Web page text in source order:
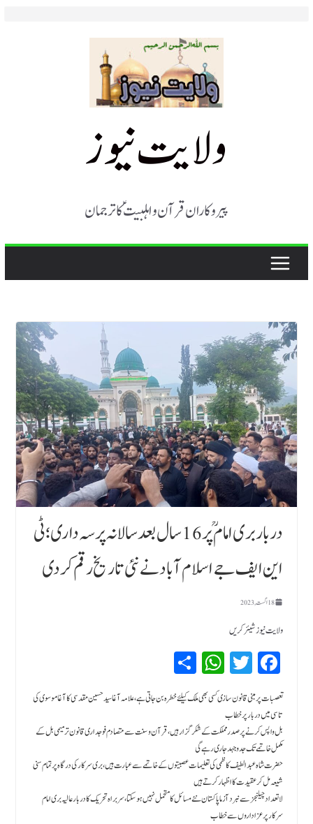
ولایت نیوز
پیروکاران قرآن و اہلبیت ؑ کا ترجمان
دربار بری امام ؒ پر 16 سال بعد سالانہ پرسہ داری ؛ ٹی
این ایف جے اسلام آباد نے نئی تاریخ رقم کردی
18 اگست, 2023
ولایت نیوز شیئر کریں
Fa
ce
bo
ok
T
wi
tte
r
W
hat
sA
pp
Sh
e
تعصبات پر مبنی قانون سازی کسی بھی ملک کیلئے خطرہ بن جاتی ہے، علامہ آغا سید حسین مقدسی کا آغا موسوی کی
تاسی میں دربار پر خطاب
بل واپس کرنے پر صدر مملکت کے شکرگزار ہیں ،قرآن و سنت سے متصادم فوجداری قانون ترمیمی بل کے
مکمل خاتمے تک جدو جہد جاری رہے گی
حضرت شاہ عبدالطیف کاظمی کی تعلیمات عصبیتوں کے خاتمے سے عبارت ہیں،بری سرکار کی درگاہ پر تمام سنی
شیعہ مل کر عقیدت کا اظہار کرتے ہیں
لاتعداد چیلنجز سے نبرد آزما پاکستان نئے مسائل کا متحمل نہیں ہو سکتا، سربراہ تحریک کادربارعالیہ بری امام
سرکارپر عزاداروں سے خطاب